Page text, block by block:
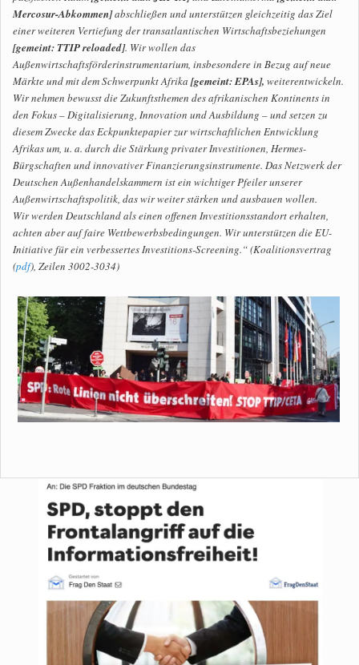
Mercosur-Abkommen]abschließen und unterstützen gleichzeitig das Ziel
einer weiteren Vertiefung der transatlantischen Wirtschaftsbeziehungen
[gemeint: TTIP reloaded]. Wir wollen das
Außenwirtschaftsförderinstrumentarium, insbesondere in Bezug auf neue
Märkte und mit dem Schwerpunkt Afrika [gemeint: EPAs], weiterentwickeln.
Wir nehmen bewusst die Zukunftsthemen des afrikanischen Kontinents in
den Fokus – Digitalisierung, Innovation und Ausbildung – und setzen zu
diesem Zwecke das Eckpunktepapier zur wirtschaftlichen Entwicklung
Afrikas um, u. a. durch die Stärkung privater Investitionen, Hermes-
Bürgschaften und innovativer Finanzierungsinstrumente. Das Netzwerk der
Deutschen Außenhandelskammern ist ein wichtiger Pfeiler unserer
Außenwirtschaftspolitik, das wir weiter stärken und ausbauen wollen.
Wir werden Deutschland als einen offenen Investitionsstandort erhalten,
achten aber auf faire Wettbewerbsbedingungen. Wir unterstützen die EU-
Initiative für ein verbessertes Investitions-Screening.“ (Koalitionsvertrag
(pdf), Zeilen 3002-3034)